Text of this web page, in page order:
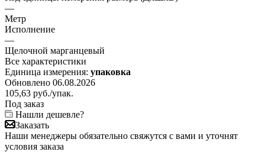
—
Метр
Исполнение
—
Щелочной марганцевый
Все характеристики
Единица измерения: упаковка
Обновлено 06.08.2026
105,63 руб./упак.
Под заказ
Нашли дешевле?
Заказать
Наши менеджеры обязательно свяжутся с вами и уточнят
условия заказа